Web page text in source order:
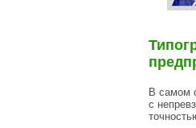
В самом
с